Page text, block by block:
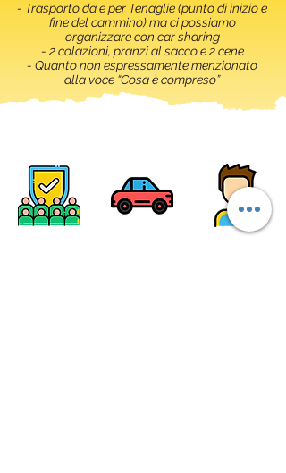
- Trasporto da e per Tenaglie (punto di inizio e
fine del cammino) ma ci possiamo
organizzare con car sharing
- 2 colazioni, pranzi al sacco e 2 cene
- Quanto non espressamente menzionato
alla voce “Cosa è compreso”